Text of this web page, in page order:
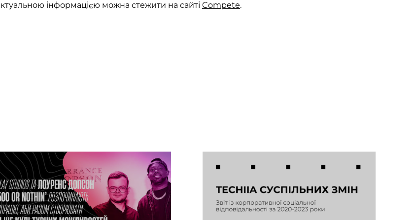
інформацією можна стежити на сайті Compete.